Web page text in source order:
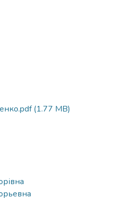
(1.77 MB)